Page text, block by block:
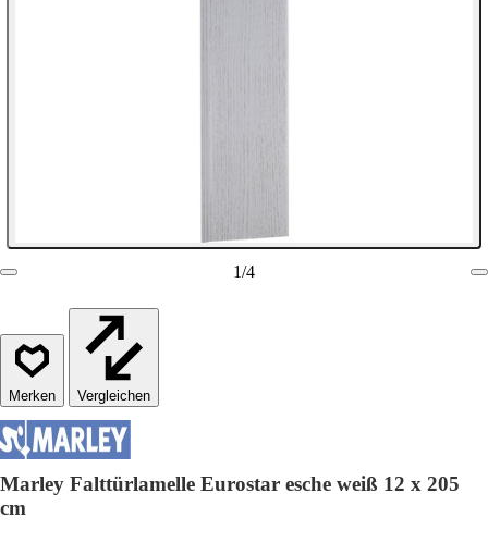
1/4
Vergleichen
Marley Falttürlamelle Eurostar esche weiß 12 x 205
cm